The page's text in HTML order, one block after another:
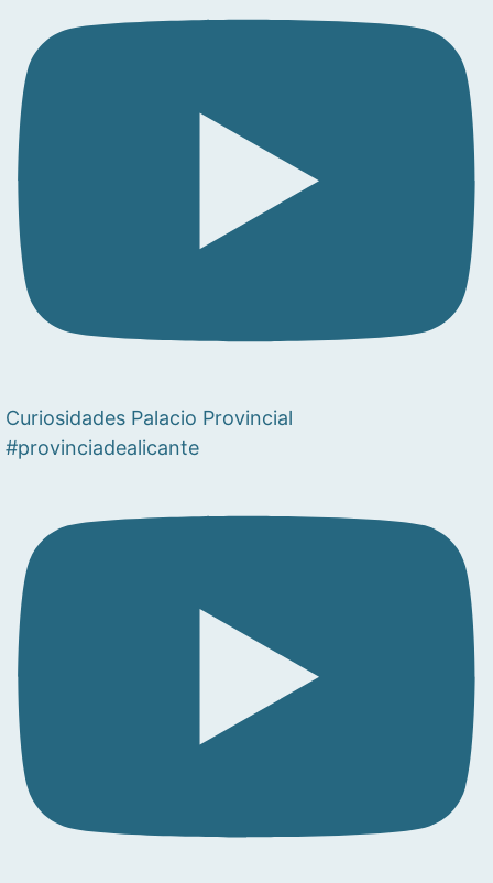
Curiosidades Palacio Provincial
#provinciadealicante